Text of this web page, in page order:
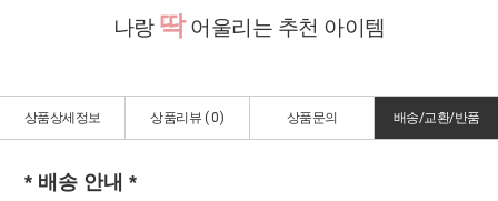
나랑 딱어울리는 추천 아이템
상품상세정보 상품리뷰 ( 0) 상품문의 배송/교환/반품
* 배송 안내 *